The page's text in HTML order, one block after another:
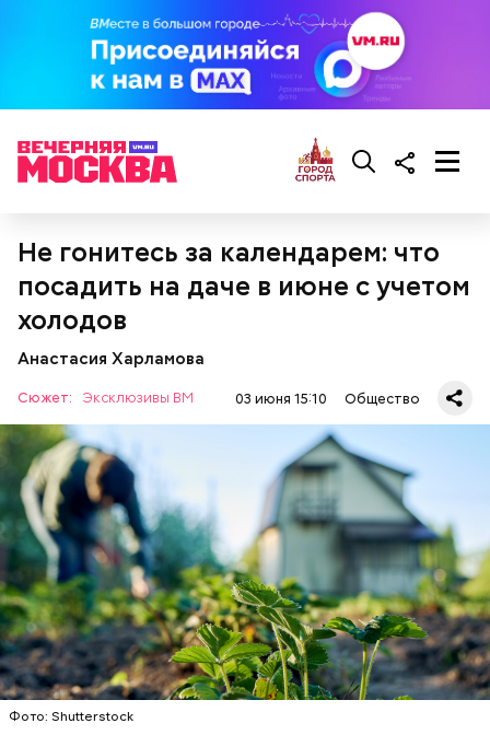
Не гонитесь за календарем: что
посадить на даче в июне с учетом
холодов
Анастасия Харламова
Сюжет: Эксклюзивы ВМ 03 июня 15:10 Общество
Фото: Shutterstock
лук;
растительное масло;
соль, перец по вкусу;
свежий базилик;
сливки жирностью 20 процентов.
— Курица сначала обжаривается с небольшим
количеством масла и лука на сковороде. Затем ее
нужно отправить в глубокий противень. Сверху
кладем кабачки, нарезанные крупным кубиком, —
порекомендовал собеседник «ВМ».